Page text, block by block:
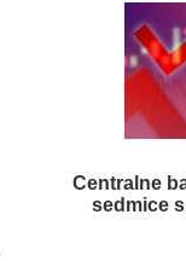
Centralne
sedmice